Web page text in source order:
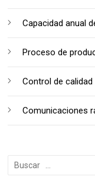
Capacidad anual
Proceso de
Control de
Comunicaciones